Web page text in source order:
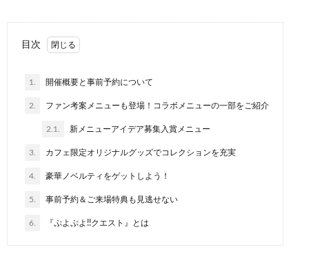
目次
1. 開催概要と事前予約について
2. ファン考案メニューも登場！コラボメニューの一部をご紹介
2.1. 新メニューアイデア募集入賞メニュー
3. カフェ限定オリジナルグッズでコレクションを充実
4. 豪華ノベルティをゲットしよう！
5. 事前予約＆ご来場特典も見逃せない
6. 『ぷよぷよ!!クエスト』とは